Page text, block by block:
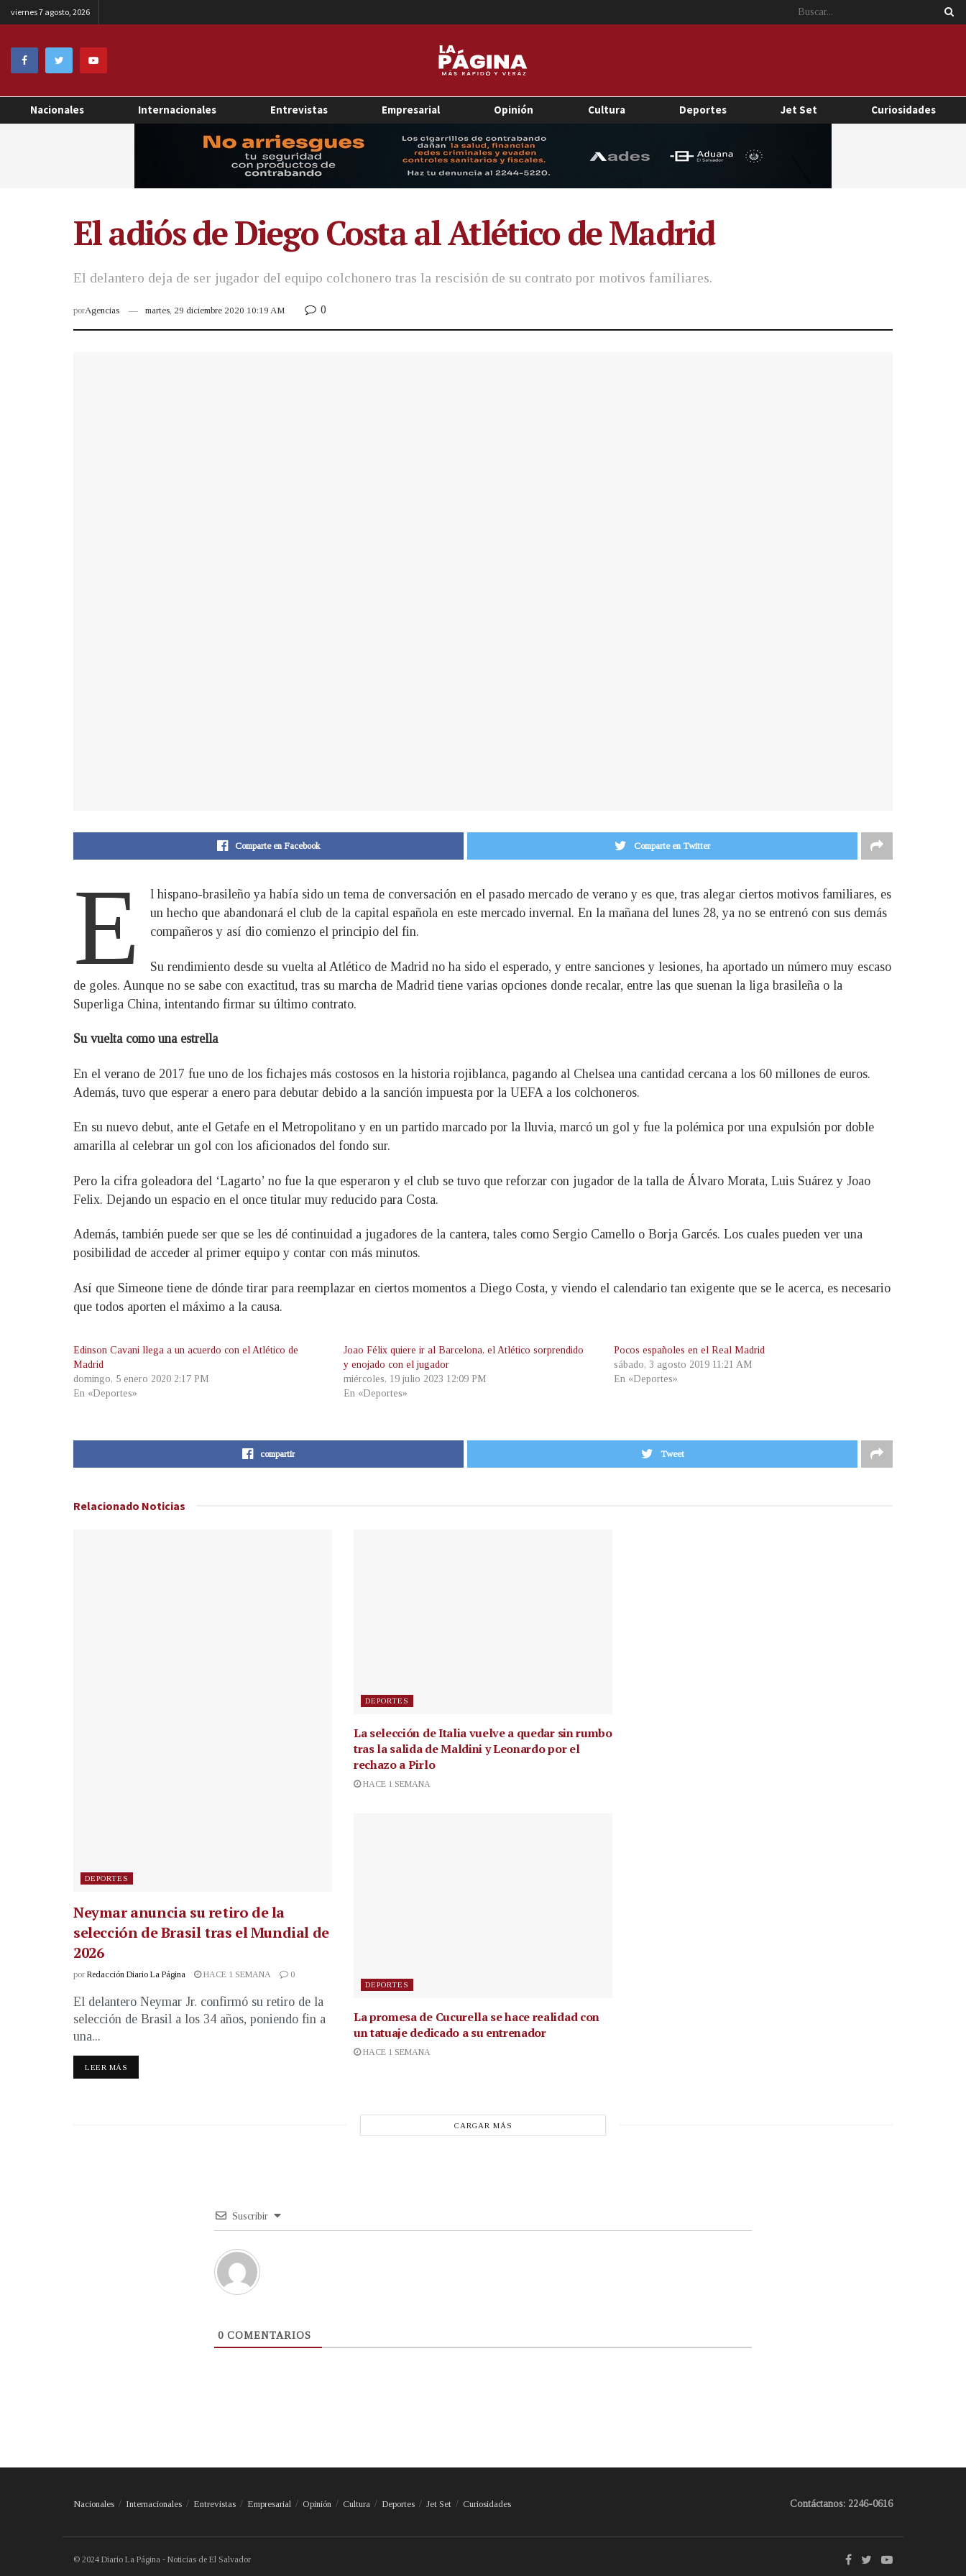
viernes 7 agosto, 2026
Nacionales Internacionales Entrevistas Empresarial Opinión Cultura Deportes Jet Set Curiosidades
El adiós de Diego Costa al Atlético de Madrid
El delantero deja de ser jugador del equipo colchonero tras la rescisión de su contrato por motivos familiares.
porAgencias martes, 29 diciembre 2020 10:19 AM 0
Comparte en Facebook Comparte en Twitter
E
l hispano-brasileño ya había sido un tema de conversación en el pasado mercado de verano y es que, tras alegar ciertos motivos familiares, es
un hecho que abandonará el club de la capital española en este mercado invernal. En la mañana del lunes 28, ya no se entrenó con sus demás
compañeros y así dio comienzo el principio del fin.
Su rendimiento desde su vuelta al Atlético de Madrid no ha sido el esperado, y entre sanciones y lesiones, ha aportado un número muy escaso
de goles. Aunque no se sabe con exactitud, tras su marcha de Madrid tiene varias opciones donde recalar, entre las que suenan la liga brasileña o la
Superliga China, intentando firmar su último contrato.
Su vuelta como una estrella
En el verano de 2017 fue uno de los fichajes más costosos en la historia rojiblanca, pagando al Chelsea una cantidad cercana a los 60 millones de euros.
Además, tuvo que esperar a enero para debutar debido a la sanción impuesta por la UEFA a los colchoneros.
En su nuevo debut, ante el Getafe en el Metropolitano y en un partido marcado por la lluvia, marcó un gol y fue la polémica por una expulsión por doble
amarilla al celebrar un gol con los aficionados del fondo sur.
Pero la cifra goleadora del ‘Lagarto’ no fue la que esperaron y el club se tuvo que reforzar con jugador de la talla de Álvaro Morata, Luis Suárez y Joao
Felix. Dejando un espacio en el once titular muy reducido para Costa.
Además, también puede ser que se les dé continuidad a jugadores de la cantera, tales como Sergio Camello o Borja Garcés. Los cuales pueden ver una
posibilidad de acceder al primer equipo y contar con más minutos.
Así que Simeone tiene de dónde tirar para reemplazar en ciertos momentos a Diego Costa, y viendo el calendario tan exigente que se le acerca, es necesario
que todos aporten el máximo a la causa.
Edinson Cavani llega a un acuerdo con el Atlético de
Madrid
domingo, 5 enero 2020 2:17 PM
En «Deportes»
Joao Félix quiere ir al Barcelona, el Atlético sorprendido
y enojado con el jugador
miércoles, 19 julio 2023 12:09 PM
En «Deportes»
Pocos españoles en el Real Madrid
sábado, 3 agosto 2019 11:21 AM
En «Deportes»
compartir Tweet
Relacionado Noticias
DEPORTES
Neymar anuncia su retiro de la
selección de Brasil tras el Mundial de
2026
por Redacción Diario La Página HACE 1 SEMANA 0
El delantero Neymar Jr. confirmó su retiro de la
selección de Brasil a los 34 años, poniendo fin a
una...
LEER MÁS
DEPORTES
La selección de Italia vuelve a quedar sin rumbo
tras la salida de Maldini y Leonardo por el
rechazo a Pirlo
HACE 1 SEMANA
DEPORTES
La promesa de Cucurella se hace realidad con
un tatuaje dedicado a su entrenador
HACE 1 SEMANA
CARGAR MÁS
Suscribir
0 COMENTARIOS
Nacionales Internacionales Entrevistas Empresarial Opinión Cultura Deportes Jet Set Curiosidades Contáctanos: 2246-0616
© 2024 Diario La Página - Noticias de El Salvador